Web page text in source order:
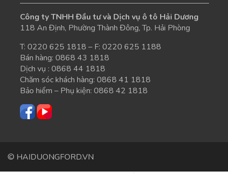
Công ty TNHH Đầu tư và Dịch vụ ô tô Hải Dương
118 An Định, Phường Thành Đông, Tp. Hải Phòng
T: 0220 625 1818 – F: 0220 625 1188
Bán hàng: 0868 43 1818
Dịch vụ : 0868 44 1818
Chăm sóc khách hàng: 0868 41 1818
Bảo hiểm – Phụ kiện: 0868 42 1818
© HAIDUONGFORD.VN